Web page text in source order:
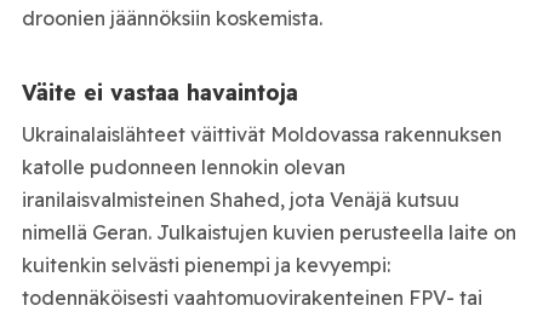
droonien jäännöksiin koskemista.
Väite ei vastaa havaintoja
Ukrainalaislähteet väittivät Moldovassa rakennuksen
katolle pudonneen lennokin olevan
iranilaisvalmisteinen Shahed, jota Venäjä kutsuu
nimellä Geran. Julkaistujen kuvien perusteella laite on
kuitenkin selvästi pienempi ja kevyempi:
todennäköisesti vaahtomuovirakenteinen FPV- tai